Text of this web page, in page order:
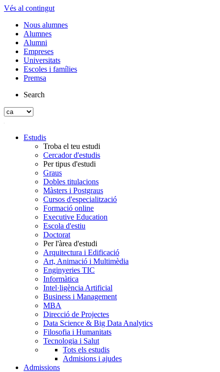
Vés al contingut
Nous alumnes
Alumnes
Alumni
Empreses
Universitats
Escoles i famílies
Premsa
Search
Estudis
Troba el teu estudi
Cercador d'estudis
Per tipus d'estudi
Graus
Dobles titulacions
Màsters i Postgraus
Cursos d'especialització
Formació online
Executive Education
Escola d'estiu
Doctorat
Per l'àrea d'estudi
Arquitectura i Edificació
Art, Animació i Multimèdia
Enginyeries TIC
Informàtica
Intel·ligència Artificial
Business i Management
MBA
Direcció de Projectes
Data Science & Big Data Analytics
Filosofia i Humanitats
Tecnologia i Salut
Tots els estudis
Admisions i ajudes
Admissions